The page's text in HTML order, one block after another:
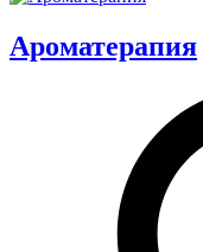
Ароматерапия